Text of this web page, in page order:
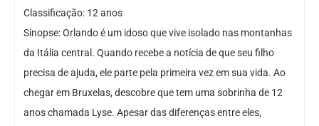
Classificação: 12 anos
Sinopse: Orlando é um idoso que vive isolado nas montanhas
da Itália central. Quando recebe a notícia de que seu filho
precisa de ajuda, ele parte pela primeira vez em sua vida. Ao
chegar em Bruxelas, descobre que tem uma sobrinha de 12
anos chamada Lyse. Apesar das diferenças entre eles,